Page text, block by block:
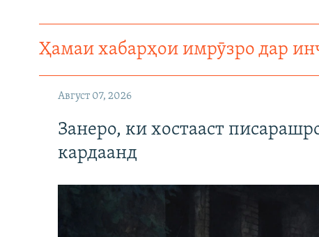
Ҳамаи хабарҳои имрӯзро дар
Август 07, 2026
Занеро, ки хостааст
кардаанд